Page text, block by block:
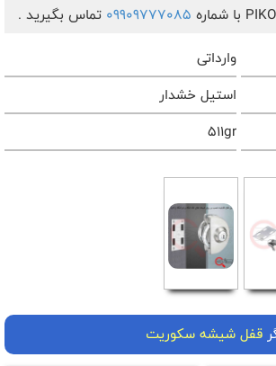
09909777085 تماس بگیرید .
وارداتی
استیل خشدار
511gr
قفل شیشه سکوریت